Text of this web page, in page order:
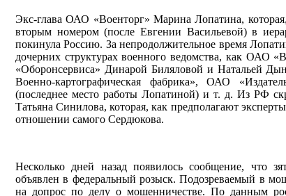
Экс-глава ОАО «Военторг» Марина Лопатина,
вторым номером (после Евгении Васильевой) в
покинула Россию. За непродолжительное время
дочерних структурах военного ведомства, как ОАО
«Оборонсервиса» Динарой Биляловой и Натальей
Военно-картографическая фабрика», ОАО
(последнее место работы Лопатиной) и т. д. Из РФ
Татьяна Синилова, которая, как предполагают
отношении самого Сердюкова.
Несколько дней назад появилось сообщение,
объявлен в федеральный розыск. Подозреваемый в
на допрос по делу о мошенничестве. По данным